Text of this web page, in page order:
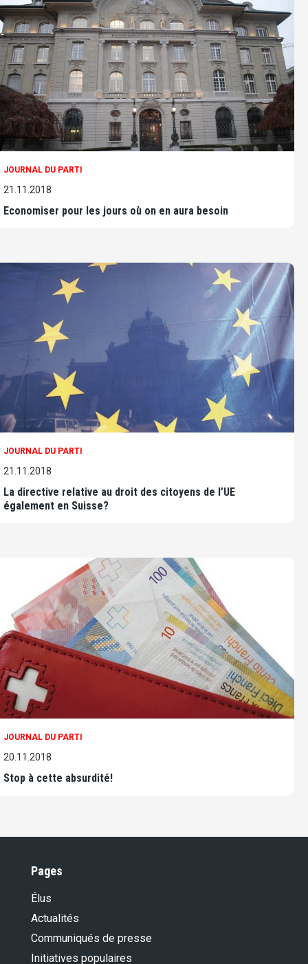
JOURNAL DU PARTI
21.11.2018
Economiser pour les jours où on en aura besoin
JOURNAL DU PARTI
21.11.2018
La directive relative au droit des citoy­ens de l’UE
également en Suisse?
JOURNAL DU PARTI
20.11.2018
Stop à cette absurdité!
Pages
Élus
Actualités
Communiqués de presse
Initiatives populaires